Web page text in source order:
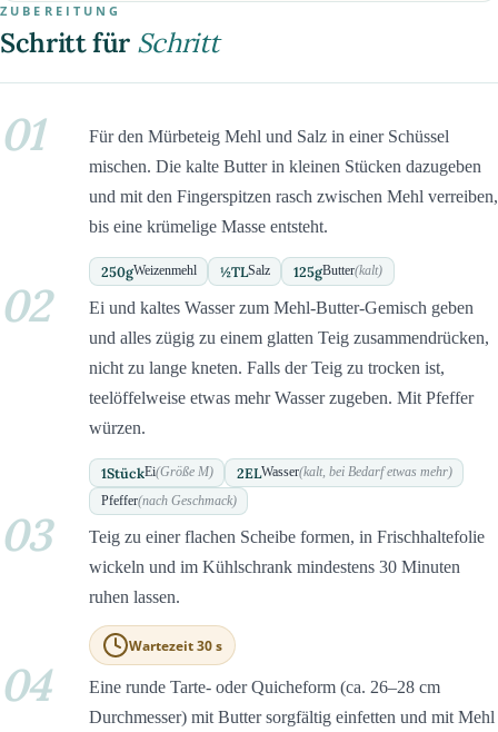
ZUBEREITUNG
Schritt für Schritt
01
Für den Mürbeteig Mehl und Salz in einer Schüssel
mischen. Die kalte Butter in kleinen Stücken dazugeben
und mit den Fingerspitzen rasch zwischen Mehl verreiben,
bis eine krümelige Masse entsteht.
250gWeizenmehl ½TLSalz 125gButter(kalt)
02
Ei und kaltes Wasser zum Mehl-Butter-Gemisch geben
und alles zügig zu einem glatten Teig zusammendrücken,
nicht zu lange kneten. Falls der Teig zu trocken ist,
teelöffelweise etwas mehr Wasser zugeben. Mit Pfeffer
würzen.
1StückEi(Größe M) 2ELWasser(kalt, bei Bedarf etwas mehr)
Pfeffer(nach Geschmack)
03
Teig zu einer flachen Scheibe formen, in Frischhaltefolie
wickeln und im Kühlschrank mindestens 30 Minuten
ruhen lassen.
Wartezeit 30 s
04
Eine runde Tarte- oder Quicheform (ca. 26–28 cm
Durchmesser) mit Butter sorgfältig einfetten und mit Mehl